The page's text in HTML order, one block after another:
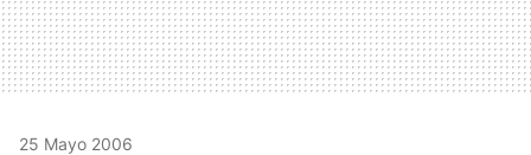
25 Mayo 2006